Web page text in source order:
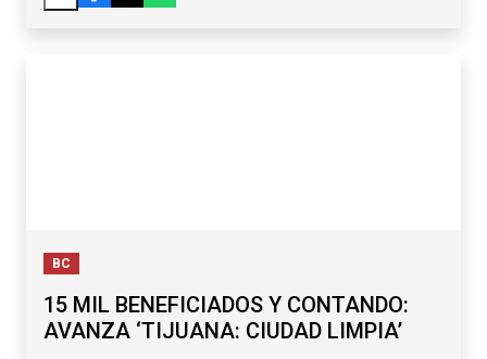
BC
15 MIL BENEFICIADOS Y CONTANDO:
AVANZA ‘TIJUANA: CIUDAD LIMPIA’